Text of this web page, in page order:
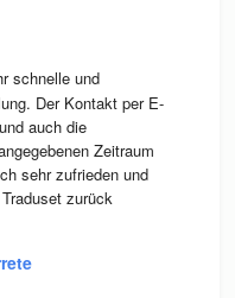
schnelle und
Der Kontakt per E-
auch die
Zeitraum
sehr zufrieden und
zurück